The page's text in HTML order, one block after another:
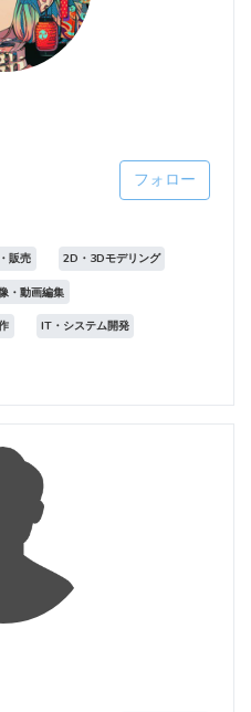
フォロー
販売 2D・3Dモデリング
・動画編集
IT・システム開発